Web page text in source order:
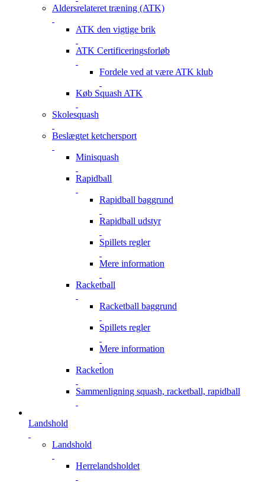
Aldersrelateret træning (ATK)
ATK den vigtige brik
ATK Certificeringsforløb
Fordele ved at være ATK klub
Køb Squash ATK
Skolesquash
Beslægtet ketchersport
Minisquash
Rapidball
Rapidball baggrund
Rapidball udstyr
Spillets regler
Mere information
Racketball
Racketball baggrund
Spillets regler
Mere information
Racketlon
Sammenligning squash, racketball, rapidball
Landshold
Landshold
Herrelandsholdet